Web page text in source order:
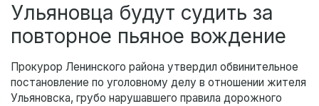
Ульяновца будут судить за
повторное пьяное вождение
Прокурор Ленинского района утвердил обвинительное
постановление по уголовному делу в отношении жителя
Ульяновска, грубо нарушавшего правила дорожного